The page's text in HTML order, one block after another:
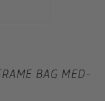
BAG MED-